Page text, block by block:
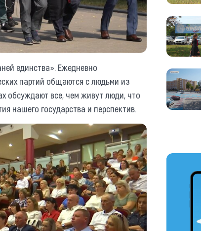
единства». Ежедневно
партий общаются с людьми из
обсуждают все, чем живут люди, что
нашего государства и перспектив.
https://